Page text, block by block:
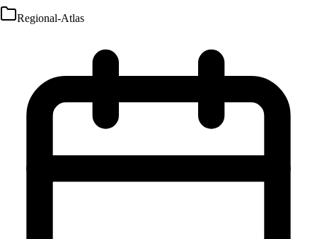
Regional-Atlas